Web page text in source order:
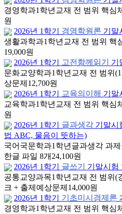
경영학과1학년 교재 전 범위 핵심
원
2026년 1학기
경영학원론 기말
생활과학과1학년 교재 전 범위 핵
19,000원
2026년 1학기
고전함께읽기 기
문화교양학과1학년 교재 전 범위
상문제 12,700원
2026년 1학기
교육의이해 기말
교육학과1학년 교재 전 범위 핵심
원
2026년 1학기
글과생각 기말시
법 ABC, 물음이 뜻하는)
국어국문학과1학년 글과생각 과
한글 파일 8개 24,100원
2026년 1학기
글쓰기 기말시험
공통교양과목1학년 교재 전 범위(
크 + 출제예상문제 14,000원
2026년 1학기
기초미시경제론
경영학과1학년 교재 전 범위 핵심